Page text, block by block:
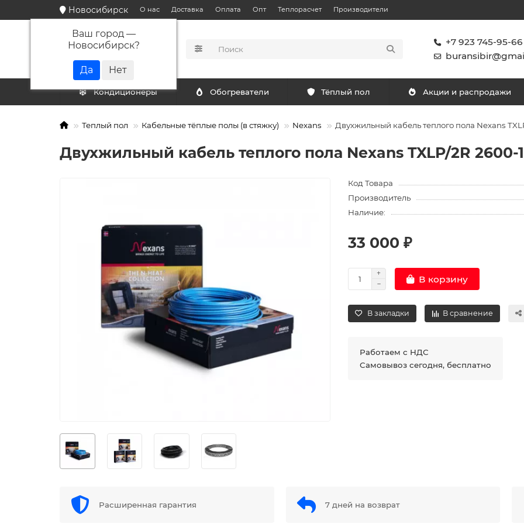
Новосибирск
Ваш город —
Новосибирск?
О нас Доставка Оплата Опт Теплорасчет Производители
КАТАЛОГ
+7 923 745-95-66
Кондиционеры Обогреватели Тёплый пол Акции и распродажи
Теплый пол Кабельные тёплые полы (в стяжку) Nexans Двухжильный кабель теплого пола Nexans
Двухжильный кабель теплого пола Nexans TXLP/2R 2600-
Код Товара
Производитель
Наличие:
33 000 ₽
В корзину
В закладки В сравнение
Работаем с НДС
Самовывоз сегодня, бесплатно
Расширенная гарантия 7 дней на возврат